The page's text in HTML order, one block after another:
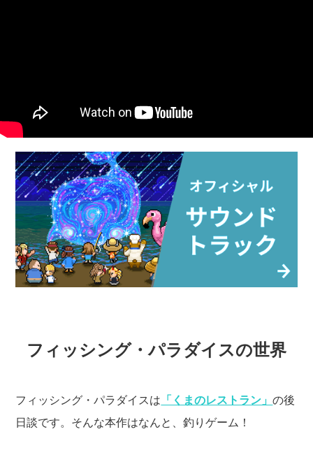
フィッシング・パラダイスの世界
フィッシング・パラダイスは 「くまのレストラン」の後
日談です。そんな本作はなんと、釣りゲーム！